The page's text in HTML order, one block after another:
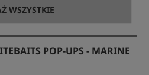
WSZYSTKIE
POP-UPS - MARINE